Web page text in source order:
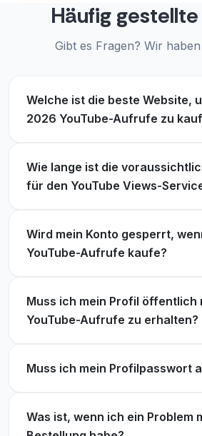
Ich bin begeistert von den
von YouTube-Aufrufen war
Zuverlässiger und schneller
Videos haben den nötigen
Sehr professioneller und
Service. Absolut stressfrei.
Bildqualität. Absolut jeden Cent
Lucas Hall
NS Noah Smith
EW Emily White
Schneller, sicherer und
das Wachstum auf YouTube.
Häufig gestellte
Gibt es Fragen? Wir
Welche ist die beste Website,
2026 YouTube-Aufrufe zu
Wie lange ist die
für den YouTube Views-
Wird mein Konto gesperrt,
YouTube-Aufrufe kaufe?
Muss ich mein Profil öffentlich
YouTube-Aufrufe zu erhalten?
Muss ich mein Profilpasswort
Was ist, wenn ich ein Problem